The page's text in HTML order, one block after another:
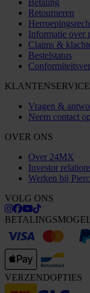
Betaling
Retourneren
Informatie over
Claims &
Bestelstatus
KLANTENSERVICE
Vragen &
Neem contact
OVER ONS
Over 24MX
Investor
Werken bij
VOLG ONS
VERZENDOPTIES